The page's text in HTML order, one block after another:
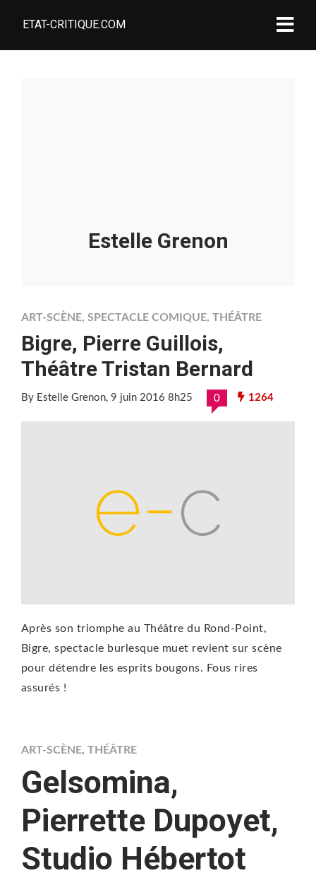
ETAT-CRITIQUE.COM
Estelle Grenon
ART-SCÈNE, SPECTACLE COMIQUE, THÉÂTRE
Bigre, Pierre Guillois,
Théâtre Tristan Bernard
By Estelle Grenon, 9 juin 2016 8h25 0 1264
Après son triomphe au Théâtre du Rond-Point,
Bigre, spectacle burlesque muet revient sur scène
pour détendre les esprits bougons. Fous rires
assurés !
ART-SCÈNE, THÉÂTRE
Gelsomina,
Pierrette Dupoyet,
Studio Hébertot